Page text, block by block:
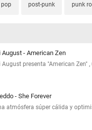
post-punk punk
August - American Zen
August presenta "American Zen"
- She Forever
atmósfera súper cálida y